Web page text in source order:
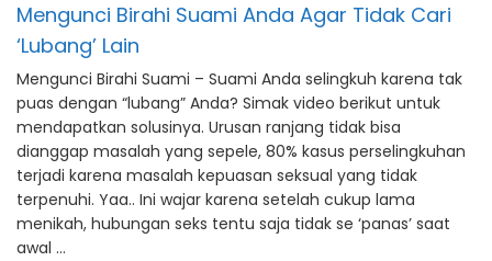
Mengunci Birahi Suami Anda Agar Tidak Cari
‘Lubang’ Lain
Mengunci Birahi Suami – Suami Anda selingkuh karena tak
puas dengan “lubang” Anda? Simak video berikut untuk
mendapatkan solusinya. Urusan ranjang tidak bisa
dianggap masalah yang sepele, 80% kasus perselingkuhan
terjadi karena masalah kepuasan seksual yang tidak
terpenuhi. Yaa.. Ini wajar karena setelah cukup lama
menikah, hubungan seks tentu saja tidak se ‘panas’ saat
awal …